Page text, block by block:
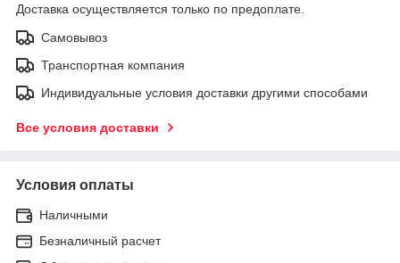
Доставка осуществляется только по предоплате.
Самовывоз
Транспортная компания
Индивидуальные условия доставки другими способами
Все условия доставки
Условия оплаты
Наличными
Безналичный расчет